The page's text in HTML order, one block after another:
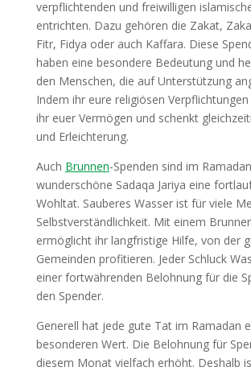
verpflichtenden und freiwilligen
entrichten. Dazu gehören die Zakat,
Fitr, Fidya oder auch Kaffara. Diese
haben eine besondere Bedeutung und
den Menschen, die auf Unterstützung
Indem ihr eure religiösen
ihr euer Vermögen und schenkt
und Erleichterung.
Auch Brunnen-Spenden sind im
wunderschöne Sadaqa Jariya eine
Wohltat. Sauberes Wasser ist für viele
Selbstverständlichkeit. Mit einem
ermöglicht ihr langfristige Hilfe, von der
Gemeinden profitieren. Jeder Schluck
einer fortwährenden Belohnung für die
den Spender.
Generell hat jede gute Tat im Ramadan
besonderen Wert. Die Belohnung für
diesem Monat vielfach erhöht. Deshalb